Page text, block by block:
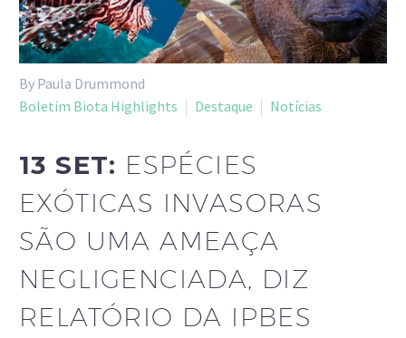
By Paula Drummond
Boletim Biota Highlights
Destaque Notícias
13 SET: ESPÉCIES
EXÓTICAS INVASORAS
SÃO UMA AMEAÇA
NEGLIGENCIADA, DIZ
RELATÓRIO DA IPBES